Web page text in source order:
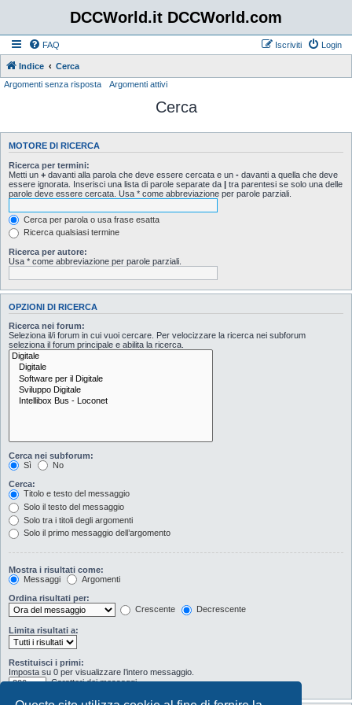
DCCWorld.it DCCWorld.com
FAQ Login
Iscriviti
Indice
Cerca
Argomenti senza risposta
Argomenti attivi
Cerca
MOTORE DI RICERCA
Ricerca per termini:
Metti un + davanti alla parola che deve essere cercata e un - davanti a quella che deve
essere ignorata. Inserisci una lista di parole separate da | tra parentesi se solo una delle
parole deve essere cercata. Usa * come abbreviazione per parole parziali.
Cerca per parola o usa frase esatta
Ricerca qualsiasi termine
Ricerca per autore:
Usa * come abbreviazione per parole parziali.
OPZIONI DI RICERCA
Ricerca nei forum:
Seleziona il/i forum in cui vuoi cercare. Per velocizzare la ricerca nei subforum
seleziona il forum principale e abilita la ricerca.
Cerca nei subforum:
Sì
No
Cerca:
Titolo e testo del messaggio
Solo il testo del messaggio
Solo tra i titoli degli argomenti
Solo il primo messaggio dell’argomento
Mostra i risultati come:
Messaggi
Argomenti
Ordina risultati per:
Crescente
Decrescente
Limita risultati a:
Restituisci i primi:
Imposta su 0 per visualizzare l’intero messaggio.
Caratteri dei messaggi